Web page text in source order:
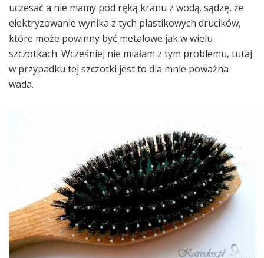
uczesać a nie mamy pod ręką kranu z wodą. sądzę, że
elektryzowanie wynika z tych plastikowych drucików,
które może powinny być metalowe jak w wielu
szczotkach. Wcześniej nie miałam z tym problemu, tutaj
w przypadku tej szczotki jest to dla mnie poważna
wada.